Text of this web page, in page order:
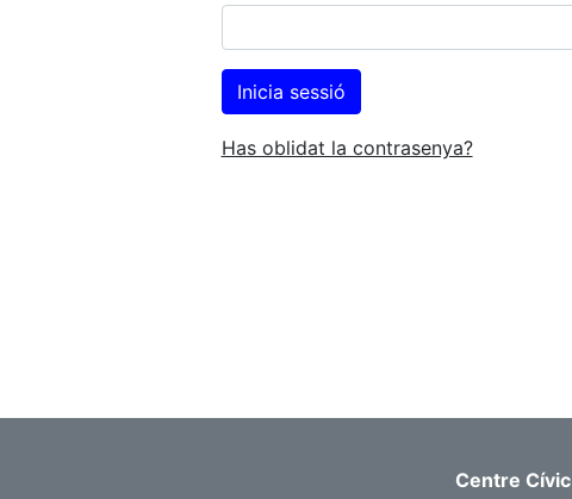
Has oblidat la contrasenya?
Centre Cívic